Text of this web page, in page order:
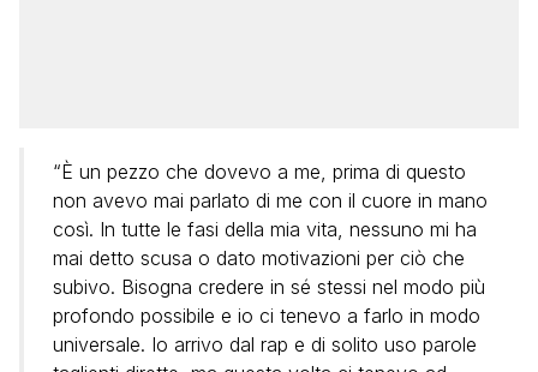
“È un pezzo che dovevo a me, prima di questo
non avevo mai parlato di me con il cuore in mano
così. In tutte le fasi della mia vita, nessuno mi ha
mai detto scusa o dato motivazioni per ciò che
subivo. Bisogna credere in sé stessi nel modo più
profondo possibile e io ci tenevo a farlo in modo
universale. Io arrivo dal rap e di solito uso parole